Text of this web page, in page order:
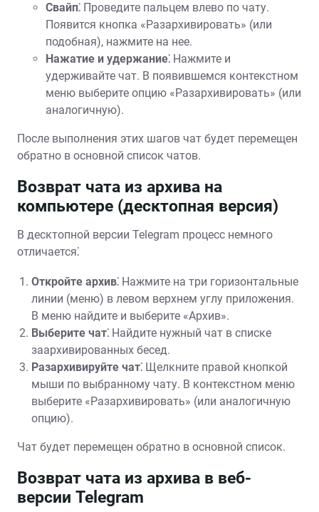
Свайп⁚ Проведите пальцем влево по чату.
Появится кнопка «Разархивировать» (или
подобная), нажмите на нее.
Нажатие и удержание⁚ Нажмите и
удерживайте чат. В появившемся контекстном
меню выберите опцию «Разархивировать» (или
аналогичную).
После выполнения этих шагов чат будет перемещен
обратно в основной список чатов.
Возврат чата из архива на
компьютере (десктопная версия)
В десктопной версии Telegram процесс немного
отличается⁚
Откройте архив⁚ Нажмите на три горизонтальные
линии (меню) в левом верхнем углу приложения.
В меню найдите и выберите «Архив».
Выберите чат⁚ Найдите нужный чат в списке
заархивированных бесед.
Разархивируйте чат⁚ Щелкните правой кнопкой
мыши по выбранному чату. В контекстном меню
выберите «Разархивировать» (или аналогичную
опцию).
Чат будет перемещен обратно в основной список.
Возврат чата из архива в веб-
версии Telegram